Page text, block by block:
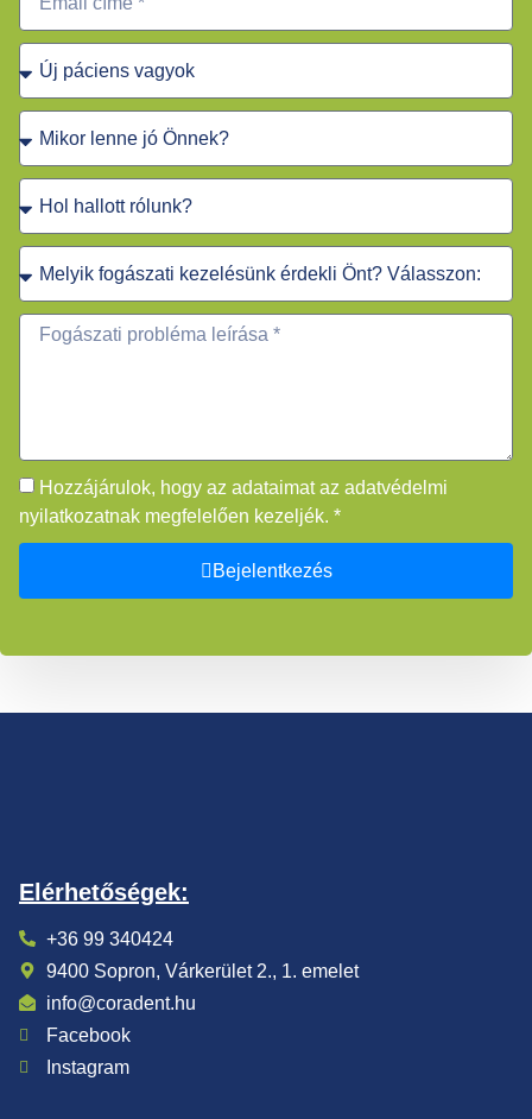
Hozzájárulok, hogy az adataimat az adatvédelmi
nyilatkozatnak megfelelően kezeljék. *
Bejelentkezés
Elérhetőségek:
+36 99 340424
9400 Sopron, Várkerület 2., 1. emelet
info@coradent.hu
Facebook
Instagram